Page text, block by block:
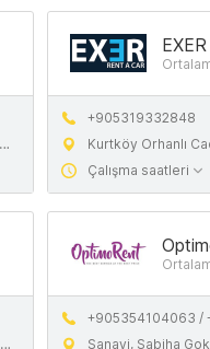
EXER
+905319332848
Kurtköy Orhanlı Caddesi,
Çalışma saatleri
+905354104063 /
Sanayi, Sabiha